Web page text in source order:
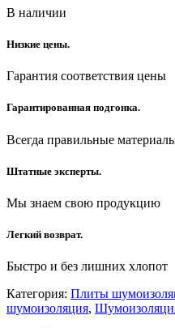
В наличии
Низкие цены.
Гарантия соответствия цены
Гарантированная подгонка.
Всегда правильные
Штатные эксперты.
Мы знаем свою продукцию
Легкий возврат.
Быстро и без лишних хлопот
Категория: Плиты
шумоизоляция,